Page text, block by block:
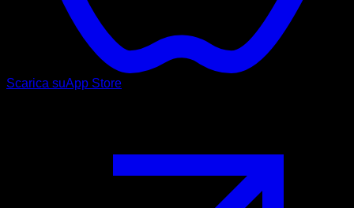
Scarica suApp Store